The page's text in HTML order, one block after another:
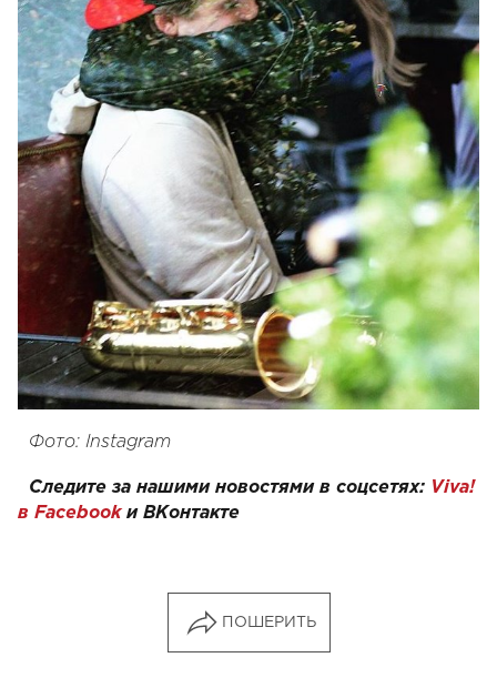
Фото: Instagram
Следите за нашими новостями в соцсетях: Viva!
в Facebookи ВКонтакте
ПОШЕРИТЬ